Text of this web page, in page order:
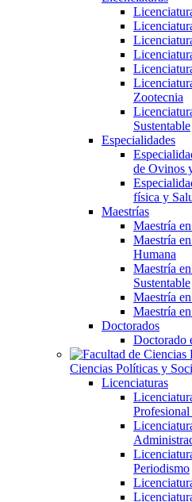
Zootecnia
Sustentable
Especialidades
de Ovinos
física y
Maestrías
Maestría
Maestría
Humana
Maestría
Sustentable
Maestría
Maestría
Doctorados
Doctorado
Ciencias Políticas y
Licenciaturas
Periodismo